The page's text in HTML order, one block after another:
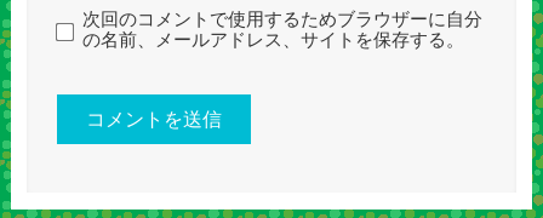
次回のコメントで使用するためブラウザーに自分
の名前、メールアドレス、サイトを保存する。